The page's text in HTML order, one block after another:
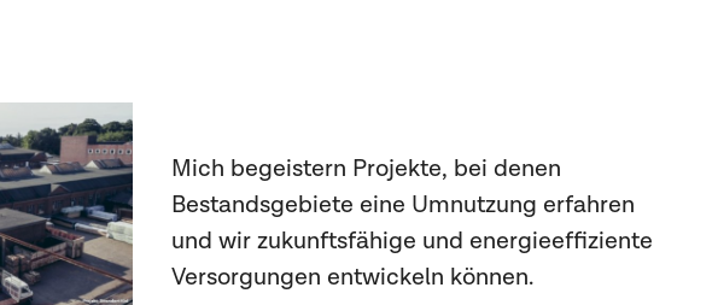
Mich begeistern Projekte, bei denen
Bestandsgebiete eine Umnutzung erfahren
und wir zukunftsfähige und energieeffiziente
Versorgungen entwickeln können.